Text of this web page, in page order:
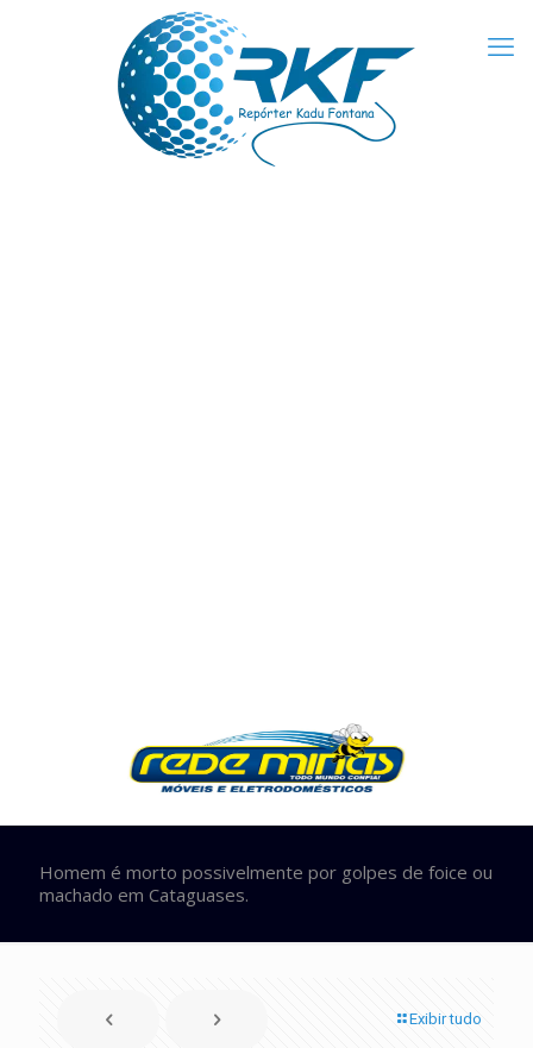
Homem é morto possivelmente por golpes de foice ou
machado em Cataguases.
Exibir tudo